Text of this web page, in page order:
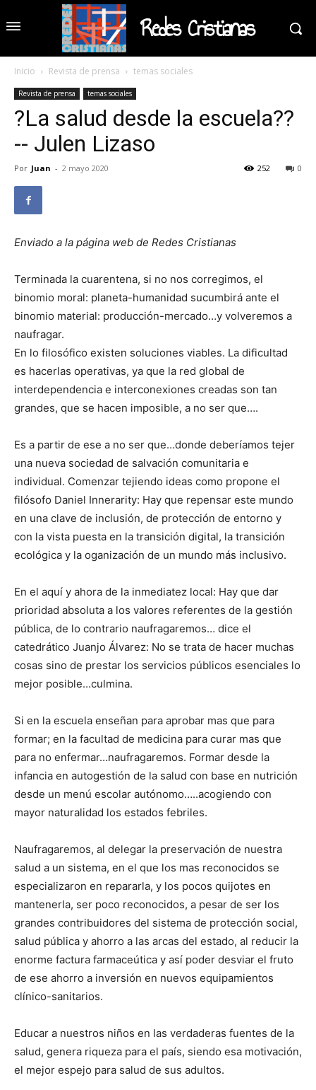
Redes Cristianas
Inicio Revista de prensa temas sociales
Revista de prensa temas sociales
?La salud desde la escuela??
-- Julen Lizaso
Por Juan - 2 mayo 2020 0
252
Enviado a la página web de Redes Cristianas
Terminada la cuarentena, si no nos corregimos, el
binomio moral: planeta-humanidad sucumbirá ante el
binomio material: producción-mercado…y volveremos a
naufragar.
En lo filosófico existen soluciones viables. La dificultad
es hacerlas operativas, ya que la red global de
interdependencia e interconexiones creadas son tan
grandes, que se hacen imposible, a no ser que….
Es a partir de ese a no ser que…donde deberíamos tejer
una nueva sociedad de salvación comunitaria e
individual. Comenzar tejiendo ideas como propone el
filósofo Daniel Innerarity: Hay que repensar este mundo
en una clave de inclusión, de protección de entorno y
con la vista puesta en la transición digital, la transición
ecológica y la oganización de un mundo más inclusivo.
En el aquí y ahora de la inmediatez local: Hay que dar
prioridad absoluta a los valores referentes de la gestión
pública, de lo contrario naufragaremos… dice el
catedrático Juanjo Álvarez: No se trata de hacer muchas
cosas sino de prestar los servicios públicos esenciales lo
mejor posible…culmina.
Si en la escuela enseñan para aprobar mas que para
formar; en la facultad de medicina para curar mas que
para no enfermar…naufragaremos. Formar desde la
infancia en autogestión de la salud con base en nutrición
desde un menú escolar autónomo…..acogiendo con
mayor naturalidad los estados febriles.
Naufragaremos, al delegar la preservación de nuestra
salud a un sistema, en el que los mas reconocidos se
especializaron en repararla, y los pocos quijotes en
mantenerla, ser poco reconocidos, a pesar de ser los
grandes contribuidores del sistema de protección social,
salud pública y ahorro a las arcas del estado, al reducir la
enorme factura farmaceútica y así poder desviar el fruto
de ese ahorro a inversión en nuevos equipamientos
clínico-sanitarios.
Educar a nuestros niños en las verdaderas fuentes de la
salud, genera riqueza para el país, siendo esa motivación,
el mejor espejo para salud de sus adultos.